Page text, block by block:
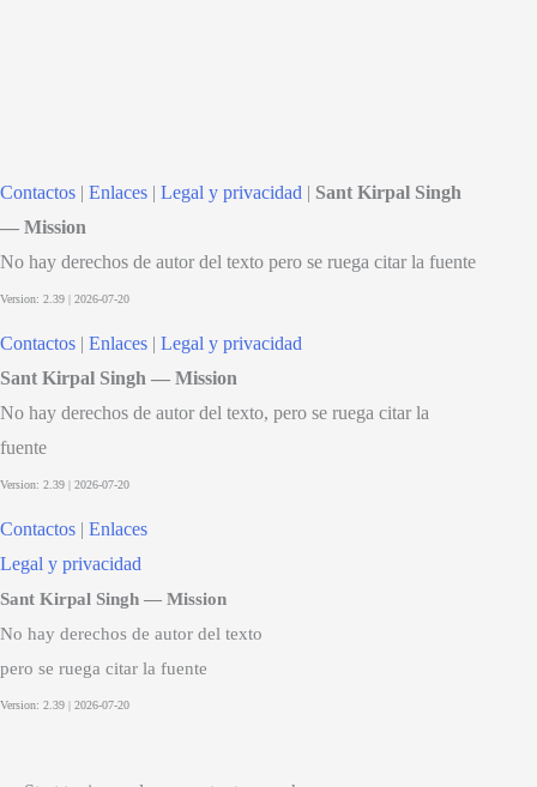
Contactos | Enlaces | Legal y privacidad | Sant Kirpal Singh
— Mission
No hay derechos de autor del texto pero se ruega citar la fuente
Contactos | Enlaces | Legal y privacidad
Sant Kirpal Singh — Mission
No hay derechos de autor del texto, pero se ruega citar la
fuente
Contactos | Enlaces
Legal y privacidad
Sant Kirpal Singh — Mission
No hay derechos de autor del texto
pero se ruega citar la fuente